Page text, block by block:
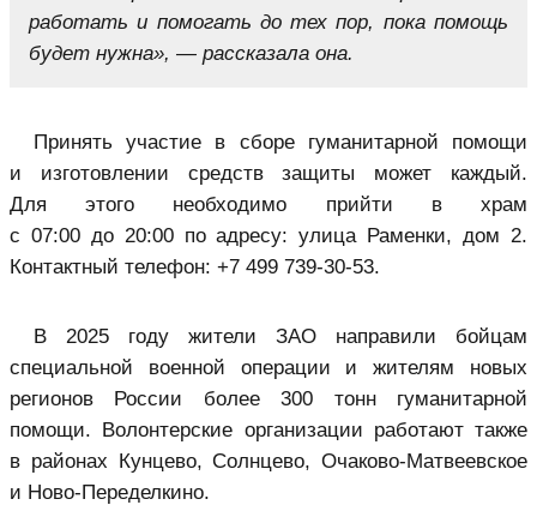
работать и помогать до тех пор, пока по­мощь
будет нужна», — рассказала она.
Принять участие в сборе гуманитарной помощи
и изготовлении средств защиты может каждый.
Для этого необходимо прийти в храм
с 07:00 до 20:00 по адресу: улица Раменки, дом 2.
Контактный телефон: +7 499 739⁠-30⁠-53.
В 2025 году жители ЗАО направили бойцам
специальной военной операции и жителям новых
регионов России более 300 тонн гуманитарной
помощи. Волонтерские организации работают также
в районах Кунцево, Солнцево, Очаково-Матвеевское
и Ново-Переделкино.